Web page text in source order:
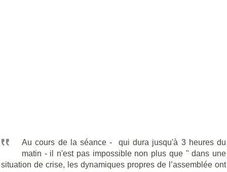
Au cours de la séance - qui dura jusqu'à 3 heures du
matin - il n'est pas impossible non plus que " dans une
situation de crise, les dynamiques propres de l’assemblée ont